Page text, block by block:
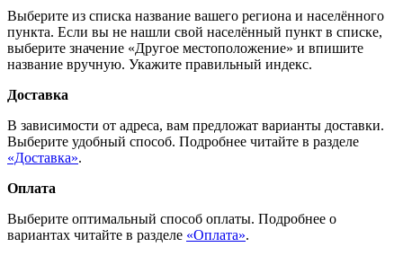
Выберите из списка название вашего региона и населённого
пункта. Если вы не нашли свой населённый пункт в списке,
выберите значение «Другое местоположение» и впишите
название вручную. Укажите правильный индекс.
Доставка
В зависимости от адреса, вам предложат варианты доставки.
Выберите удобный способ. Подробнее читайте в разделе
«Доставка».
Оплата
Выберите оптимальный способ оплаты. Подробнее о
вариантах читайте в разделе «Оплата».